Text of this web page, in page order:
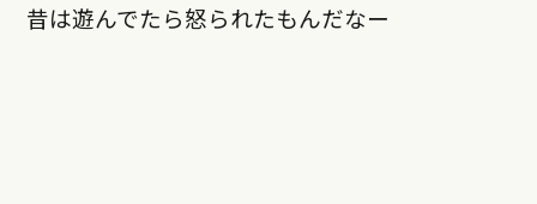
昔は遊んでたら怒られたもんだなー